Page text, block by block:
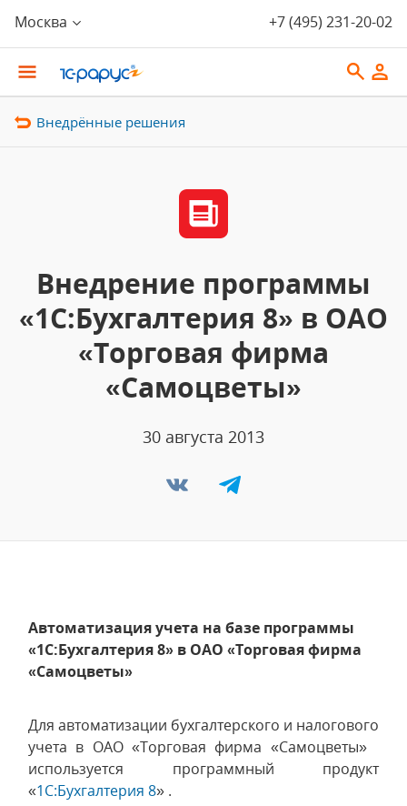
Москва +7 (495) 231-20-02
Внедрённые решения
Внедрение программы
«1С:Бухгалтерия 8» в ОАО
«Торговая фирма
«Самоцветы»
30 августа 2013
Автоматизация учета на базе программы
«1С:Бухгалтерия 8» в ОАО «Торговая фирма
«Самоцветы»
Для автоматизации бухгалтерского и налогового
учета в ОАО «Торговая фирма «Самоцветы»
используется программный продукт
«1С:Бухгалтерия 8» .